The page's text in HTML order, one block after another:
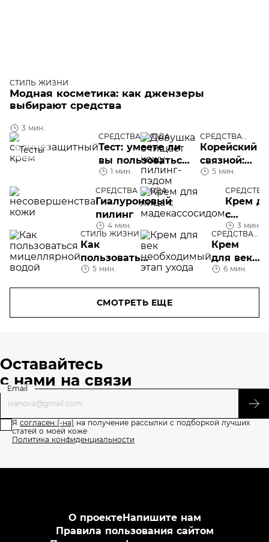
СТИЛЬ ЖИЗНИ
Модная косметика: как джензеры
выбирают средства
3 мин.
Тесты
СРЕДСТВА УХОДА
Тест: умеете ли
вы пользоваться
солнцезащитным
кремом
1 мин.
СРЕДСТВА
УХОДА
Корейский
связной:
все, что
надо знать
пилинг-
пэды
5 мин.
СРЕДСТВА УХОДА
Гиалуроновый
пилинг
4 мин.
Крем
c
3 мин.
СТИЛЬ ЖИЗНИ
Как
пользоваться
мицеллярной
5 мин.
СРЕДСТВА
УХОДА
Крем
для век:
почему
6 мин.
СМОТРЕТЬ ЕЩЕ
Оставайтесь
с нами на связи
Email
Я согласен (-на) на получение рассылки с подборкой лучших
статей о моей коже
Политика конфиденциальности
О проектеНапишите нам
Правила пользования сайтом